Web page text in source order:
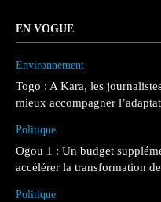
EN VOGUE
Environnement
Togo : A Kara, les
mieux accompagner
Politique
Ogou 1 : Un budget
accélérer la transformation
Politique